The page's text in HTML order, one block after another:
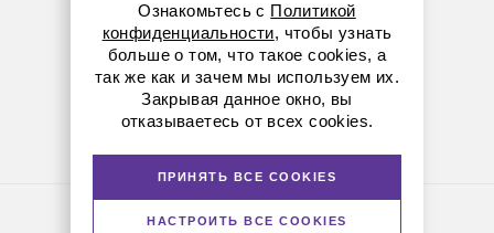
8 (800) 234-05-08
+7 (923) 303-01-52
Ознакомьтесь с Политикой
конфиденциальности, чтобы узнать
больше о том, что такое cookies, а
так же как и зачем мы используем их.
Закрывая данное окно, вы
отказываетесь от всех cookies.
ПРИНЯТЬ ВСЕ COOKIES
НАСТРОИТЬ ВСЕ COOKIES